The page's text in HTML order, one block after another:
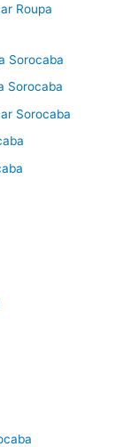
Roupa
Sorocaba
Sorocaba
Sorocaba